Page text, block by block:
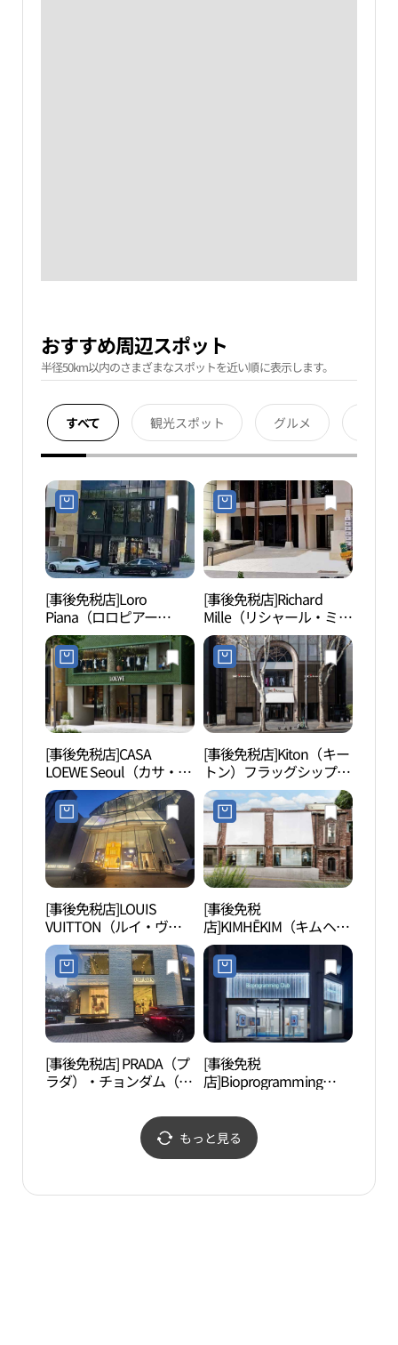
おすすめ周辺スポット
半径50km以内のさまざまなスポットを近い順に表示します。
すべて 観光スポット グルメ
[事後免税店]Loro
Piana（ロロピアー
ナ）・チョンダム（清
潭）フラッグシップスト
ア(로로피아나 청담플래
그십스토어)
[事後免税店]Richard
Mille（リシャール・ミ
ル）・アプクジョン（狎
鴎亭）(리차드 밀 압구정)
[事後免税店]CASA
LOEWE Seoul（カサ・ロ
エベ・ソウル）(까사 로
에베 서울)
[事後免税店]Kiton（キー
トン）フラッグシップス
トア(키톤 플래그십스토
어)
[事後免税店]LOUIS
VUITTON（ルイ・ヴィ
トン）メゾン・ソウル
(루이비통 메종 서울)
[事後免税
店]KIMHĒKIM（キムヘキ
ム）・チョンダム（清
潭）フラッグシップスト
ア(김해김 청담 플래그십)
[事後免税店] PRADA（プ
ラダ）・チョンダム（清
[事後免税
店]Bioprogramming
ングクラブ）・ソウル
(바이오프로그래밍클럽
もっと見る